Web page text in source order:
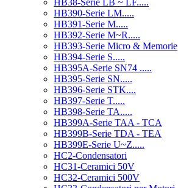
HB38-Serie LB ~ LF.....
HB390-Serie LM.....
HB391-Serie M.....
HB392-Serie M~R.....
HB393-Serie Micro & Memorie
HB394-Serie S.....
HB395A-Serie SN74 .....
HB395-Serie SN.....
HB396-Serie STK....
HB397-Serie T.....
HB398-Serie TA.....
HB399A-Serie TAA - TCA
HB399B-Serie TDA - TEA
HB399E-Serie U~Z.....
HC2-Condensatori
HC31-Ceramici 50V
HC32-Ceramici 500V